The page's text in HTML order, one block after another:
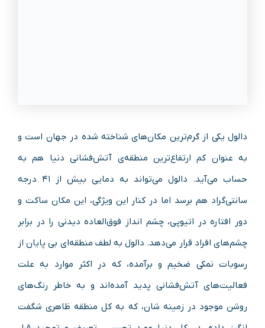
دالول یکی از گرم‌ترین مکان‌های شناخته شده در جهان است و
به عنوان کم ارتفاع‌ترین منطقه‌ی آتش‌فشانی دنیا هم به
حساب می‌آید. دالول می‌تواند به دمایی بیش از ۴۱ درجه
سانتی‌گراد هم برسد اما در کنار این ویژگی، این مکان ساکت و
دور افتاره در اتیوپی، چشم انداز فوق‌العاده دیدنی را در برابر
چشم‌های افراد قرار می‌دهد. دالول به لطف منطقه‌ای بی پایان از
رسوبات نمکی ضخیم و برآمده، که در اکثر موارد به علت
فعالیت‌های آتش‌فشانی پدید آمده‌اند و به خاطر رنگ‌های
روشن موجود در زمینه شان، که به کل منطقه ظاهری شگفت